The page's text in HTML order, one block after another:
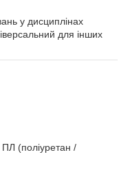
у дисциплінах
для інших
(поліуретан /